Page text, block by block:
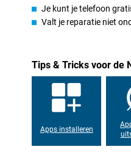
met 30 fps of in Full HD
geniet je van veel detail.
scrollen en gamen. Ook
Prestaties
Onder de motorkap van
processor. Deze nieuwe
soepel tussen taken en
Je kunt je telefoon
Valt je reparatie niet
Tips & Tricks voor de
Apps installeren